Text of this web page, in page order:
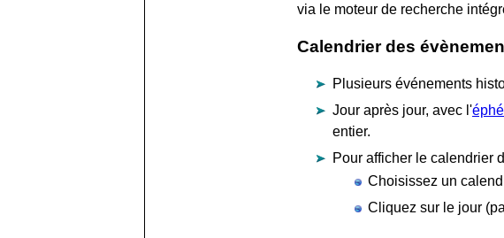
via le moteur de recherche
Calendrier des
Plusieurs événements
Jour après jour, avec l'
entier.
Pour afficher le calendrier
Choisissez un
Cliquez sur le jour